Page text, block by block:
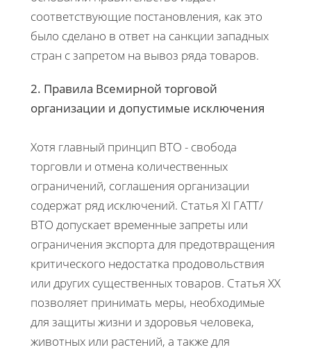
соответствующие постановления, как это
было сделано в ответ на санкции западных
стран с запретом на вывоз ряда товаров.
2. Правила Всемирной торговой
организации и допустимые исключения
Хотя главный принцип ВТО - свобода
торговли и отмена количественных
ограничений, соглашения организации
содержат ряд исключений. Статья XI ГАТТ/
ВТО допускает временные запреты или
ограничения экспорта для предотвращения
критического недостатка продовольствия
или других существенных товаров. Статья XX
позволяет принимать меры, необходимые
для защиты жизни и здоровья человека,
животных или растений, а также для